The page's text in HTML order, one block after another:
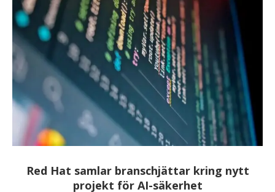
Red Hat samlar branschjättar kring nytt
projekt för AI-säkerhet